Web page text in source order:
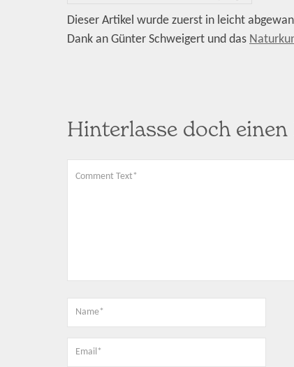
Dieser Artikel wurde zuerst in leicht
Dank an Günter Schweigert und das
Hinterlasse doch